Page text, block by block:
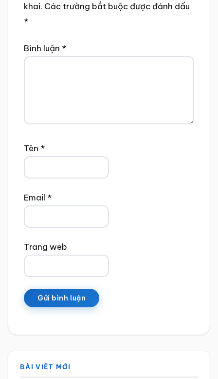
khai. Các trường bắt buộc được đánh dấu
*
Bình luận *
Tên *
Email *
Trang web
Sidebar
BÀI VIẾT MỚI